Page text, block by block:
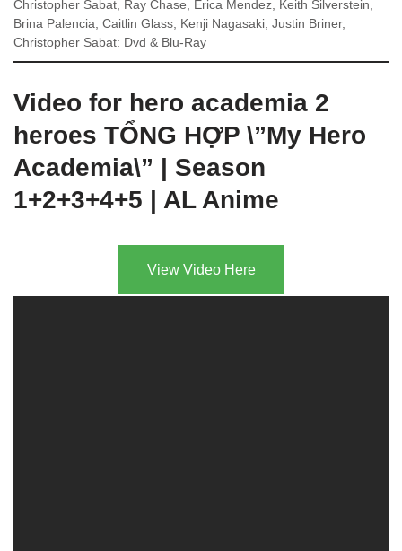
Christopher Sabat, Ray Chase, Erica Mendez, Keith Silverstein,
Brina Palencia, Caitlin Glass, Kenji Nagasaki, Justin Briner,
Christopher Sabat: Dvd & Blu-Ray
Video for hero academia 2
heroes TỔNG HỢP \”My Hero
Academia\” | Season
1+2+3+4+5 | AL Anime
View Video Here